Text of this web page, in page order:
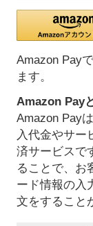
Amazon Pay
ます。
Amazon Pay
Amazon Pay
入代金やサー
済サービスで
ることで、お
ード情報の入
文をすること